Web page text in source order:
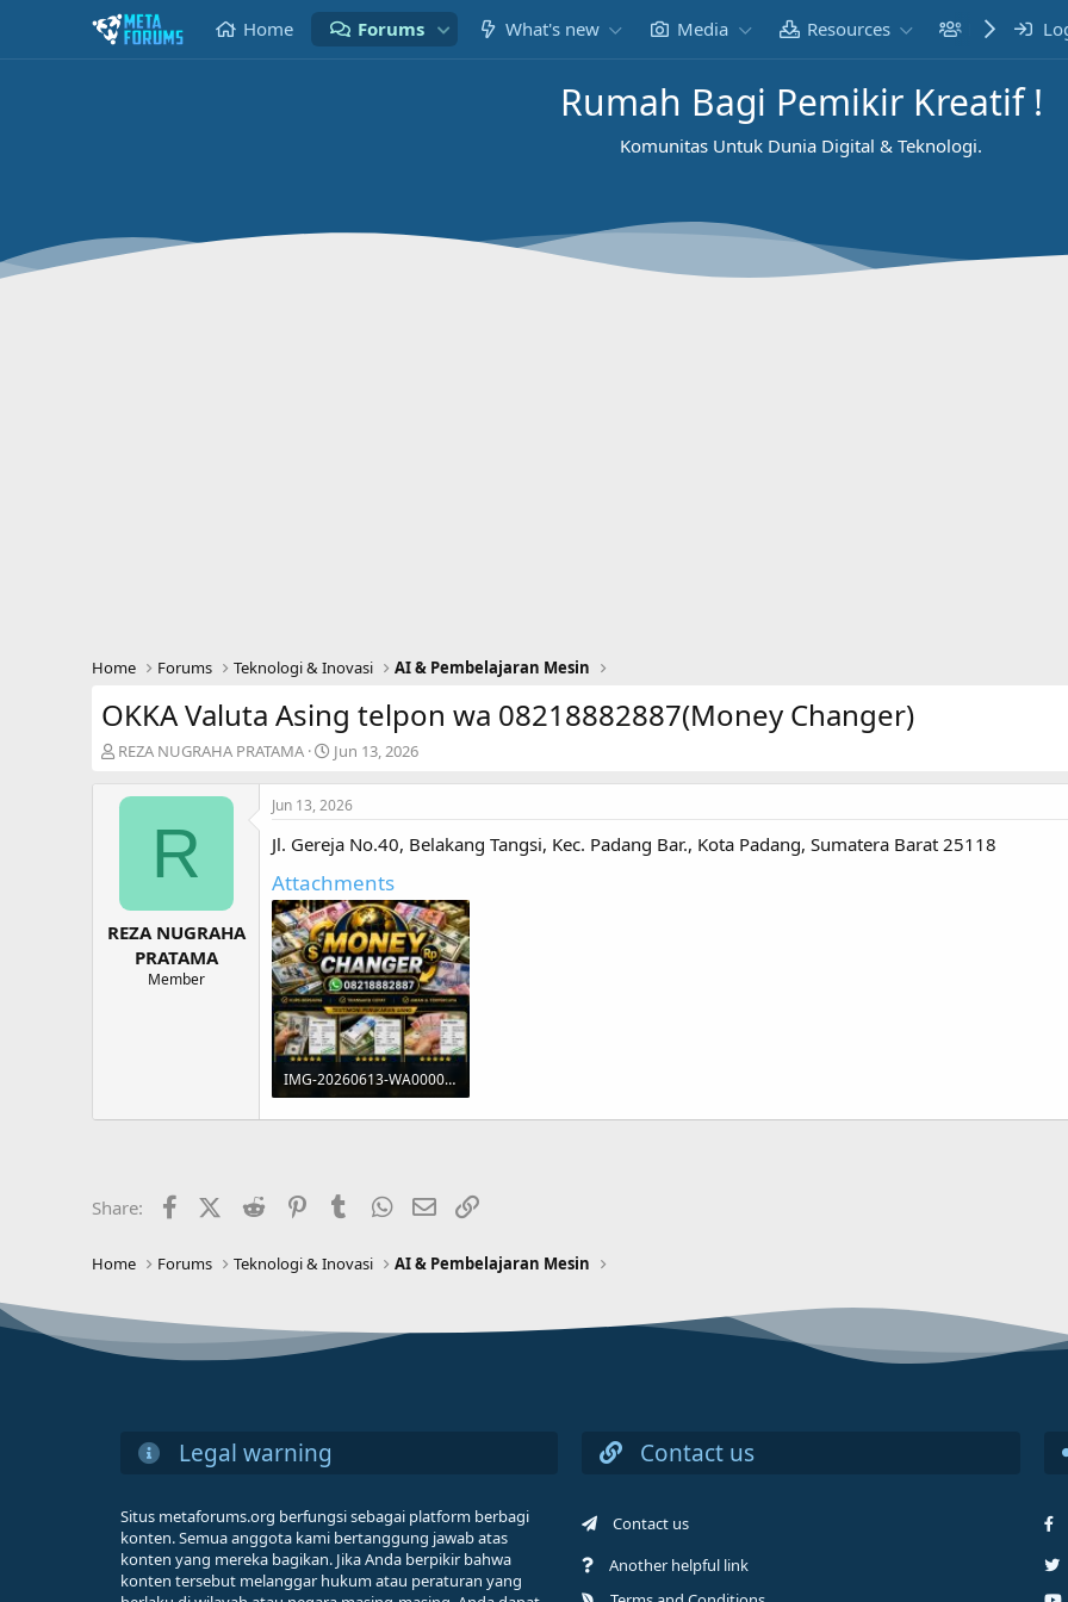
Home Forums What's new Media Resources Members
Rumah Bagi Pemikir Kreatif !
Komunitas Untuk Dunia Digital & Teknologi.
Home Forums Teknologi & Inovasi AI & Pembelajaran Mesin
OKKA Valuta Asing telpon wa 08218882887(Money Changer)
T
t
r
REZA NUGRAHA PRATAMA
S
r
t
d
a
t
e
Jun 13, 2026
R
REZA NUGRAHA
PRATAMA
Member
Jun 13, 2026
Jl. Gereja No.40, Belakang Tangsi, Kec. Padang Bar., Kota Padang, Sumatera Barat 25118
Attachments
IMG-20260613-WA0000.jpg
331.7 KB · Views: 4
Share: FacebookX (Twitter)
Reddit PinterestTumblr WhatsApp
Email
Home Forums Teknologi & Inovasi AI & Pembelajaran Mesin
Legal warning
Situs metaforums.org berfungsi sebagai platform berbagi
konten. Semua anggota kami bertanggung jawab atas
konten yang mereka bagikan. Jika Anda berpikir bahwa
konten tersebut melanggar hukum atau peraturan yang
Contact us
Contact us
Another helpful link